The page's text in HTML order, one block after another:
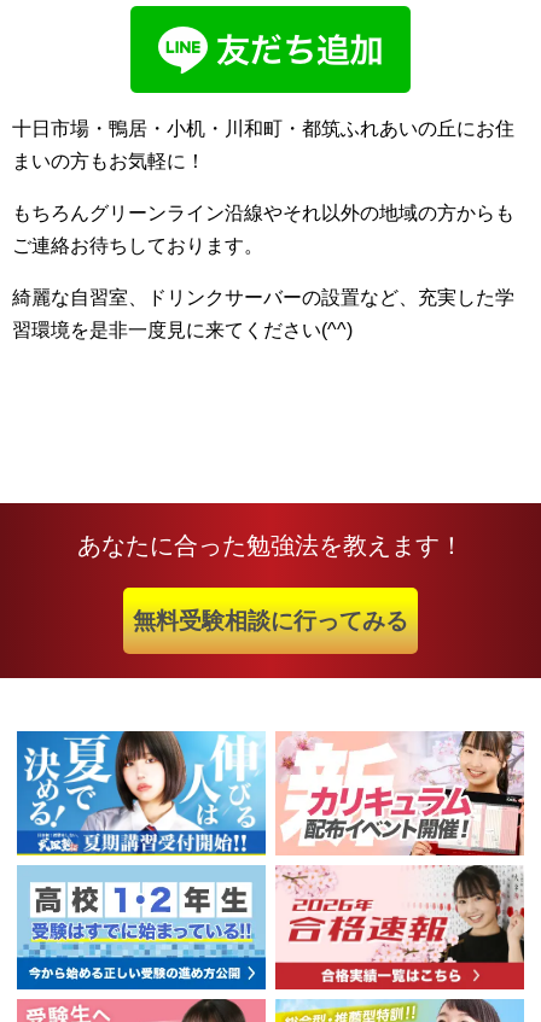
十日市場・鴨居・小机・川和町・都筑ふれあいの丘にお住
まいの方もお気軽に！
もちろんグリーンライン沿線やそれ以外の地域の方からも
ご連絡お待ちしております。
綺麗な自習室、ドリンクサーバーの設置など、充実した学
習環境を是非一度見に来てください(^^)
あなたに合った勉強法を教えます！
無料受験相談に行ってみる